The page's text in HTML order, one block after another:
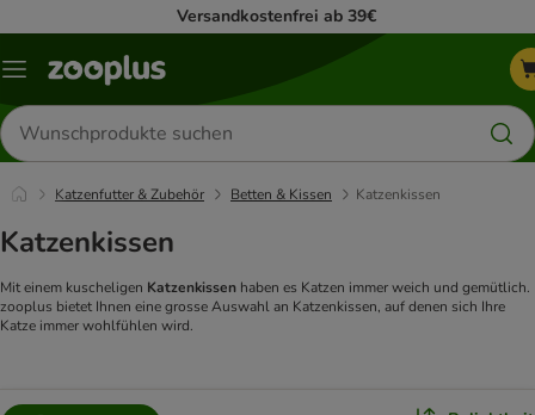
Versandkostenfrei ab 39€
Menü
Produkte
suchen
Katzenfutter & Zubehör Betten & Kissen Katzenkissen
Katzenkissen
Mit einem kuscheligen Katzenkissen haben es Katzen immer weich und gemütlich.
zooplus bietet Ihnen eine grosse Auswahl an Katzenkissen, auf denen sich Ihre
Katze immer wohlfühlen wird.